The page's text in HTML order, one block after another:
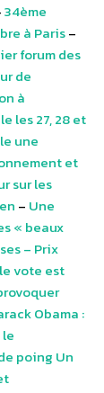
34ème
à Paris–
forum des
de
à
les 27, 28 et
une
et
sur les
– Une
« beaux
– Prix
vote est
Obama :
poing Un